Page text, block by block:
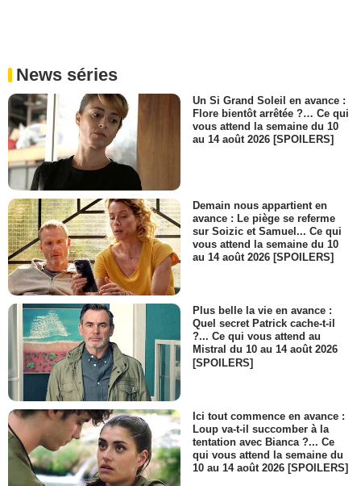
News séries
Un Si Grand Soleil en avance :
Flore bientôt arrêtée ?… Ce qui
vous attend la semaine du 10
au 14 août 2026 [SPOILERS]
Demain nous appartient en
avance : Le piège se referme
sur Soizic et Samuel... Ce qui
vous attend la semaine du 10
au 14 août 2026 [SPOILERS]
Plus belle la vie en avance :
Quel secret Patrick cache-t-il
?... Ce qui vous attend au
Mistral du 10 au 14 août 2026
[SPOILERS]
Ici tout commence en avance :
Loup va-t-il succomber à la
tentation avec Bianca ?... Ce
qui vous attend la semaine du
10 au 14 août 2026 [SPOILERS]